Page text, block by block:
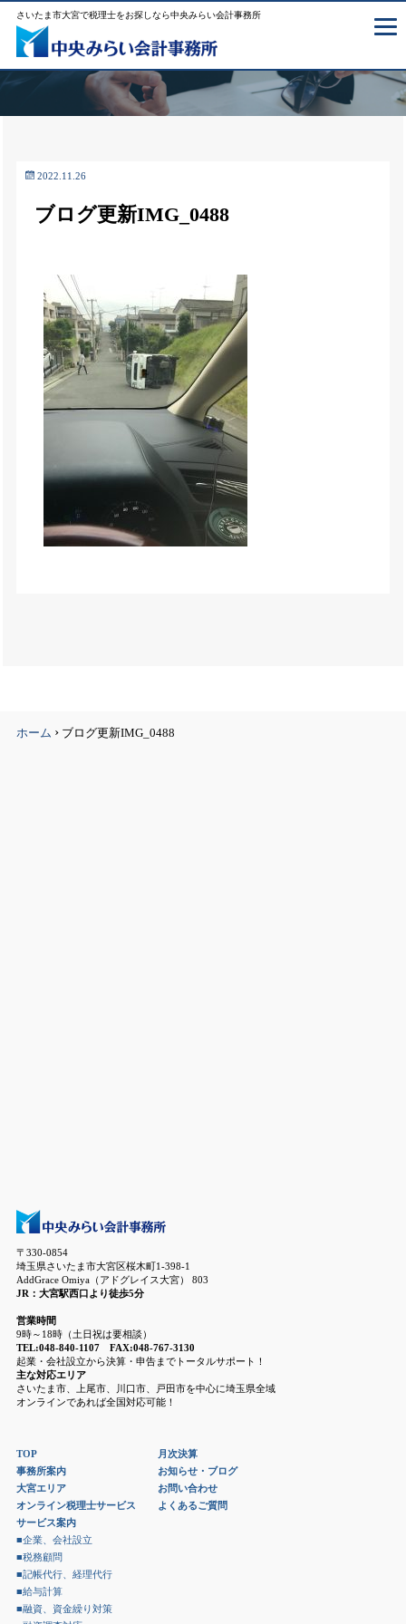
さいたま市大宮で税理士をお探しなら中央みらい会計事務所
2022.11.26
ブログ更新IMG_0488
ホーム ›ブログ更新IMG_0488
〒330-0854
埼玉県さいたま市大宮区桜木町1-398-1
AddGrace Omiya（アドグレイス大宮） 803
JR：大宮駅西口より徒歩5分
営業時間
9時～18時（土日祝は要相談）
TEL:048-840-1107 FAX:048-767-3130
起業・会社設立から決算・申告までトータルサポート！
主な対応エリア
さいたま市、上尾市、川口市、戸田市を中心に埼玉県全域
オンラインであれば全国対応可能！
TOP
事務所案内
大宮エリア
オンライン税理士サービス
サービス案内
■企業、会社設立
■税務顧問
■記帳代行、経理代行
■給与計算
■融資、資金繰り対策
月次決算
お知らせ・ブログ
お問い合わせ
よくあるご質問